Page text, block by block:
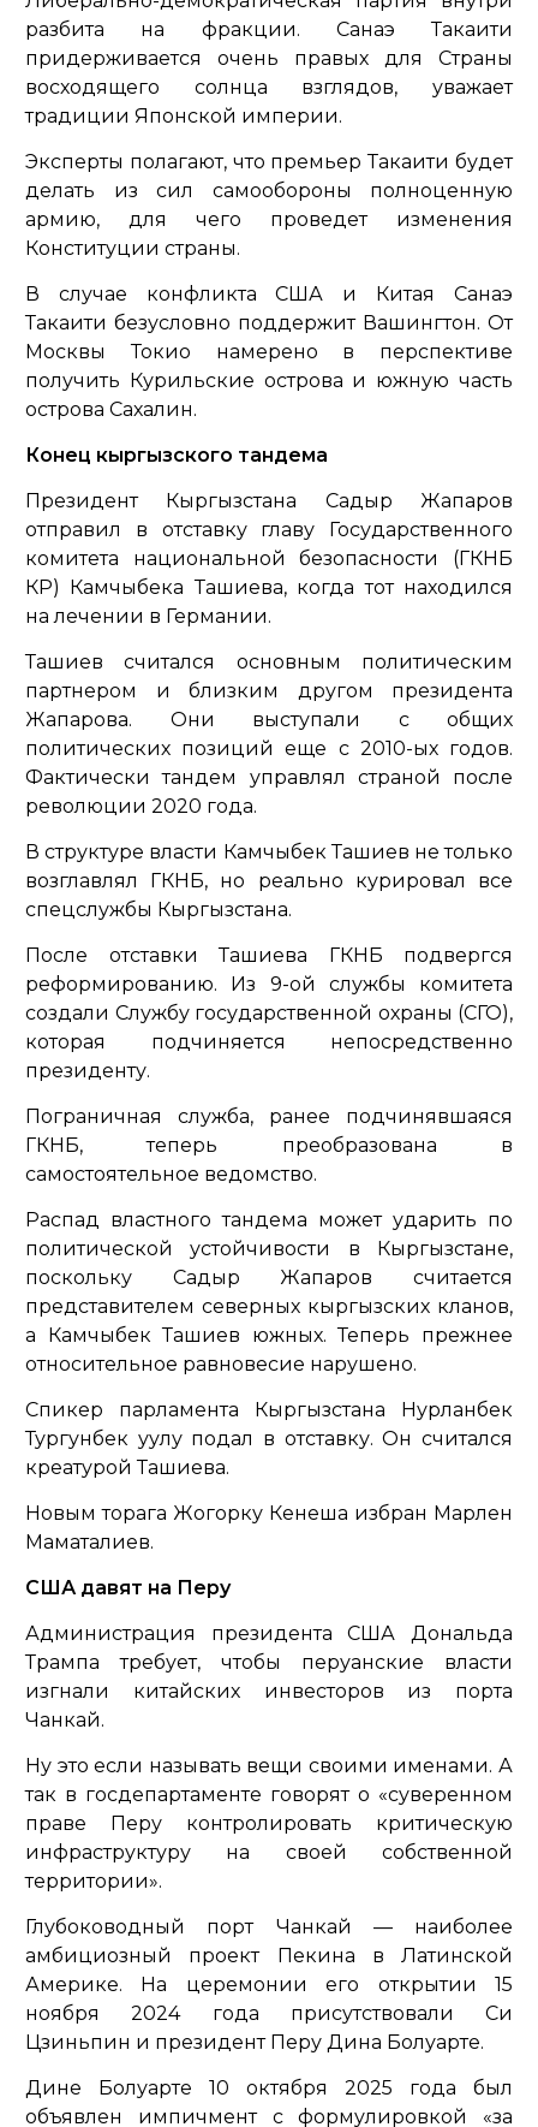
разбита на фракции. Санаэ Такаити
придерживается очень правых для Страны
восходящего солнца взглядов, уважает
традиции Японской империи.
Эксперты полагают, что премьер Такаити будет
делать из сил самообороны полноценную
армию, для чего проведет изменения
Конституции страны.
В случае конфликта США и Китая Санаэ
Такаити безусловно поддержит Вашингтон. От
Москвы Токио намерено в перспективе
получить Курильские острова и южную часть
острова Сахалин.
Конец кыргызского тандема
Президент Кыргызстана Садыр Жапаров
отправил в отставку главу Государственного
комитета национальной безопасности (ГКНБ
КР) Камчыбека Ташиева, когда тот находился
на лечении в Германии.
Ташиев считался основным политическим
партнером и близким другом президента
Жапарова. Они выступали с общих
политических позиций еще с 2010-ых годов.
Фактически тандем управлял страной после
революции 2020 года.
В структуре власти Камчыбек Ташиев не только
возглавлял ГКНБ, но реально курировал все
спецслужбы Кыргызстана.
После отставки Ташиева ГКНБ подвергся
реформированию. Из 9-ой службы комитета
создали Службу государственной охраны (СГО),
которая подчиняется непосредственно
президенту.
Пограничная служба, ранее подчинявшаяся
ГКНБ, теперь преобразована в
самостоятельное ведомство.
Распад властного тандема может ударить по
политической устойчивости в Кыргызстане,
поскольку Садыр Жапаров считается
представителем северных кыргызских кланов,
а Камчыбек Ташиев южных. Теперь прежнее
относительное равновесие нарушено.
Спикер парламента Кыргызстана Нурланбек
Тургунбек уулу подал в отставку. Он считался
креатурой Ташиева.
Новым торага Жогорку Кенеша избран Марлен
Маматалиев.
США давят на Перу
Администрация президента США Дональда
Трампа требует, чтобы перуанские власти
изгнали китайских инвесторов из порта
Чанкай.
Ну это если называть вещи своими именами. А
так в госдепартаменте говорят о «суверенном
праве Перу контролировать критическую
инфраструктуру на своей собственной
территории».
Глубоководный порт Чанкай — наиболее
амбициозный проект Пекина в Латинской
Америке. На церемонии его открытии 15
ноября 2024 года присутствовали Си
Цзиньпин и президент Перу Дина Болуарте.
Дине Болуарте 10 октября 2025 года был
объявлен импичмент с формулировкой «за